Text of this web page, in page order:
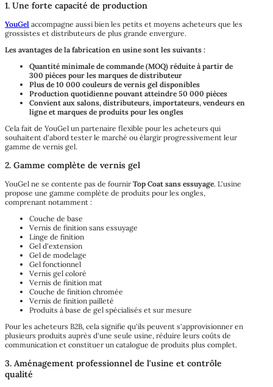
1. Une forte capacité de production
YouGel accompagne aussi bien les petits et moyens acheteurs que les
grossistes et distributeurs de plus grande envergure.
Les avantages de la fabrication en usine sont les suivants :
Quantité minimale de commande (MOQ) réduite à partir de
300 pièces pour les marques de distributeur
Plus de 10 000 couleurs de vernis gel disponibles
Production quotidienne pouvant atteindre 50 000 pièces
Convient aux salons, distributeurs, importateurs, vendeurs en
ligne et marques de produits pour les ongles
Cela fait de YouGel un partenaire flexible pour les acheteurs qui
souhaitent d'abord tester le marché ou élargir progressivement leur
gamme de vernis gel.
2. Gamme complète de vernis gel
YouGel ne se contente pas de fournir Top Coat sans essuyage. L'usine
propose une gamme complète de produits pour les ongles,
comprenant notamment :
Couche de base
Vernis de finition sans essuyage
Linge de finition
Gel d'extension
Gel de modelage
Gel fonctionnel
Vernis gel coloré
Vernis de finition mat
Couche de finition chromée
Vernis de finition pailleté
Produits à base de gel spécialisés et sur mesure
Pour les acheteurs B2B, cela signifie qu'ils peuvent s'approvisionner en
plusieurs produits auprès d'une seule usine, réduire leurs coûts de
communication et constituer un catalogue de produits plus complet.
3. Aménagement professionnel de l'usine et contrôle
qualité